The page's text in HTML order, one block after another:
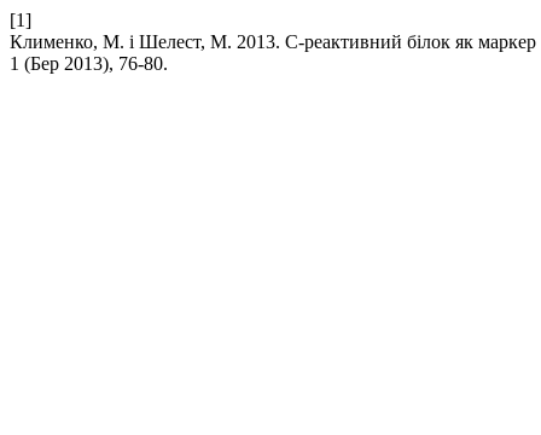
[1]
Клименко, М. і Шелест, М. 2013. С-реактивний білок як маркер
1 (Бер 2013), 76-80.